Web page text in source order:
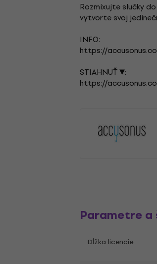
Rozmixujte slučky
vytvorte svoj
INFO:
https://
STIAHNUŤ ▼:
https://
Parametre
Dĺžka licencie